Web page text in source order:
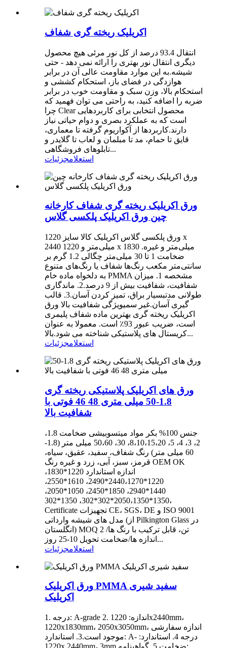
اکریلیک ریخته گری شفاف
انتقال 93.4 درصد از کل نور مرئی هیچ محصول
دیگری انتقال نور بهتری را ارائه نمی دهد - حتی
شیشه.به این موارد مقاومت عالی آن در برابر
هوازدگی در فضای باز، استحکام کششی و
استحکام بالا، وزن سبک و مقاومت خوب در برابر
ضربه را اضافه کنید، به راحتی می توان فهمید که
چرا Clear محصول انتخابی برای کاربردهایی
است که به عملکرد بصری و دوام حیاتی نیاز
دارند.کاربردها از آکواریوم گرفته تا معماری،
قایق تا حمام، مد تا مبلمان و لعاب تا گلایدر و
تابلوهای فروشگاهی...
استعلامجزئیات
ورق اکریلیک ریخته گری شفاف کارخانه
چین ورق اکریلیک پلکسی گلاس
ورق پلکسی گلاس اکریلیک کالا سایز 1220 x
2440 میلی‌متر و 1220 x 1830 میلی‌متر و غیره.
ضخامت 1 تا 30 میلی‌متر چگالی 1.2 گرم بر
سانتی‌متر مکعب رنگ‌ها شفاف یا رنگ‌های متنوع
به دلخواه ماده خام PMMA مشخصه 1. میزان
شفافیت، شفافیت بیش از 9 درصد.2. ماندگاری
طولانی مدتبسیار براق، تمیز کردن آسان.3. قالب
گیری آسان.غیر سمیویژگی شفافیت بالا ورق
اکریلیک ریخته گری بهترین ماده شفاف پلیمری
است، ضریب عبور 93٪ است. معمولا به عنوان
کریستال های پلاستیکی شناخته می شود.بالا...
استعلامجزئیات
ورق های اکریلیک پلاستیکی ریخته گری
1.8-50 میلی متری 48 46 فوتی با
شفافیت بالا
جنس 100% بکر مواد میتسوبیشی ضخامت 1.8،
2، 3، 4، 5، 8،10،15،20، 30، 50،60 میلی متر (1.8-
60 میلی متر) رنگ شفاف، سفید، عقیق، سیاه،
قرمز، سبز، آبی، زرد و غیره رنگ OEM OK
اندازه استاندارد 1220*1830،
1220*2440،1270*2490، 1610*2550،
1440*2940، 1850*2450، 1050*2050،
1350*2050،1350*302*302، 1350*302،
Certificate تجهیزات CE، SGS، DE و ISO 9001
مدل های شیشه وارداتی (از Pilkington Glass در
انگلستان) MOQ 2 تن، قابل ترکیب با رنگ ها/
اندازه ها/ضخامت تحویل 10-25 روز...
استعلامجزئیات
ورق اکریلیک PMMA سفید شیری
اکریلیک
1. درجه: A-grade 2. اندازه: 1220x2440mm،
1220x1830mm، 2050x3050mm، اندازه سفارشی
موجود است.3. استاندارد: A- درجه 4. استاندارد:
1220x 2440mm، 3mm ضخامت 5. گواهینامه: